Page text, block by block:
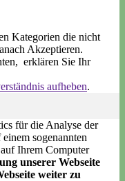
Kategorien die nicht
Akzeptieren.
erklären Sie Ihr
aufheben.
für die Analyse der
sogenannten
Ihrem Computer
unserer Webseite
weiter zu